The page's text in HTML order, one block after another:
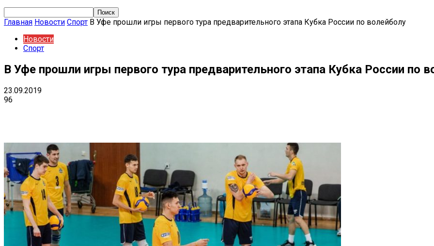
Главная Новости Спорт В Уфе прошли игры первого тура предварительного этапа Кубка России по волейболу
Новости
Спорт
В Уфе прошли игры первого тура предварительного этапа Кубка России по
23.09.2019
96